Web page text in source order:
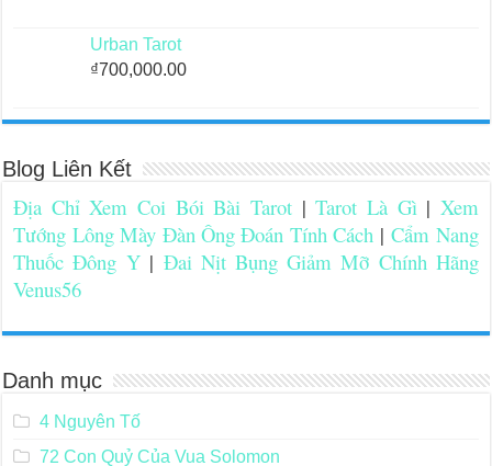
Urban Tarot
₫700,000.00
Blog Liên Kết
Địa Chỉ Xem Coi Bói Bài Tarot |Tarot Là Gì | Xem
Tướng Lông Mày Đàn Ông Đoán Tính Cách |Cẩm Nang
Thuốc Đông Y| Đai Nịt Bụng Giảm Mỡ Chính Hãng
Venus56
Danh mục
4 Nguyên Tố
72 Con Quỷ Của Vua Solomon